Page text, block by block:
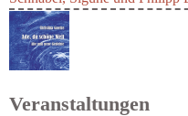
Schnabel, Sigune und Philipp
Veranstaltungen